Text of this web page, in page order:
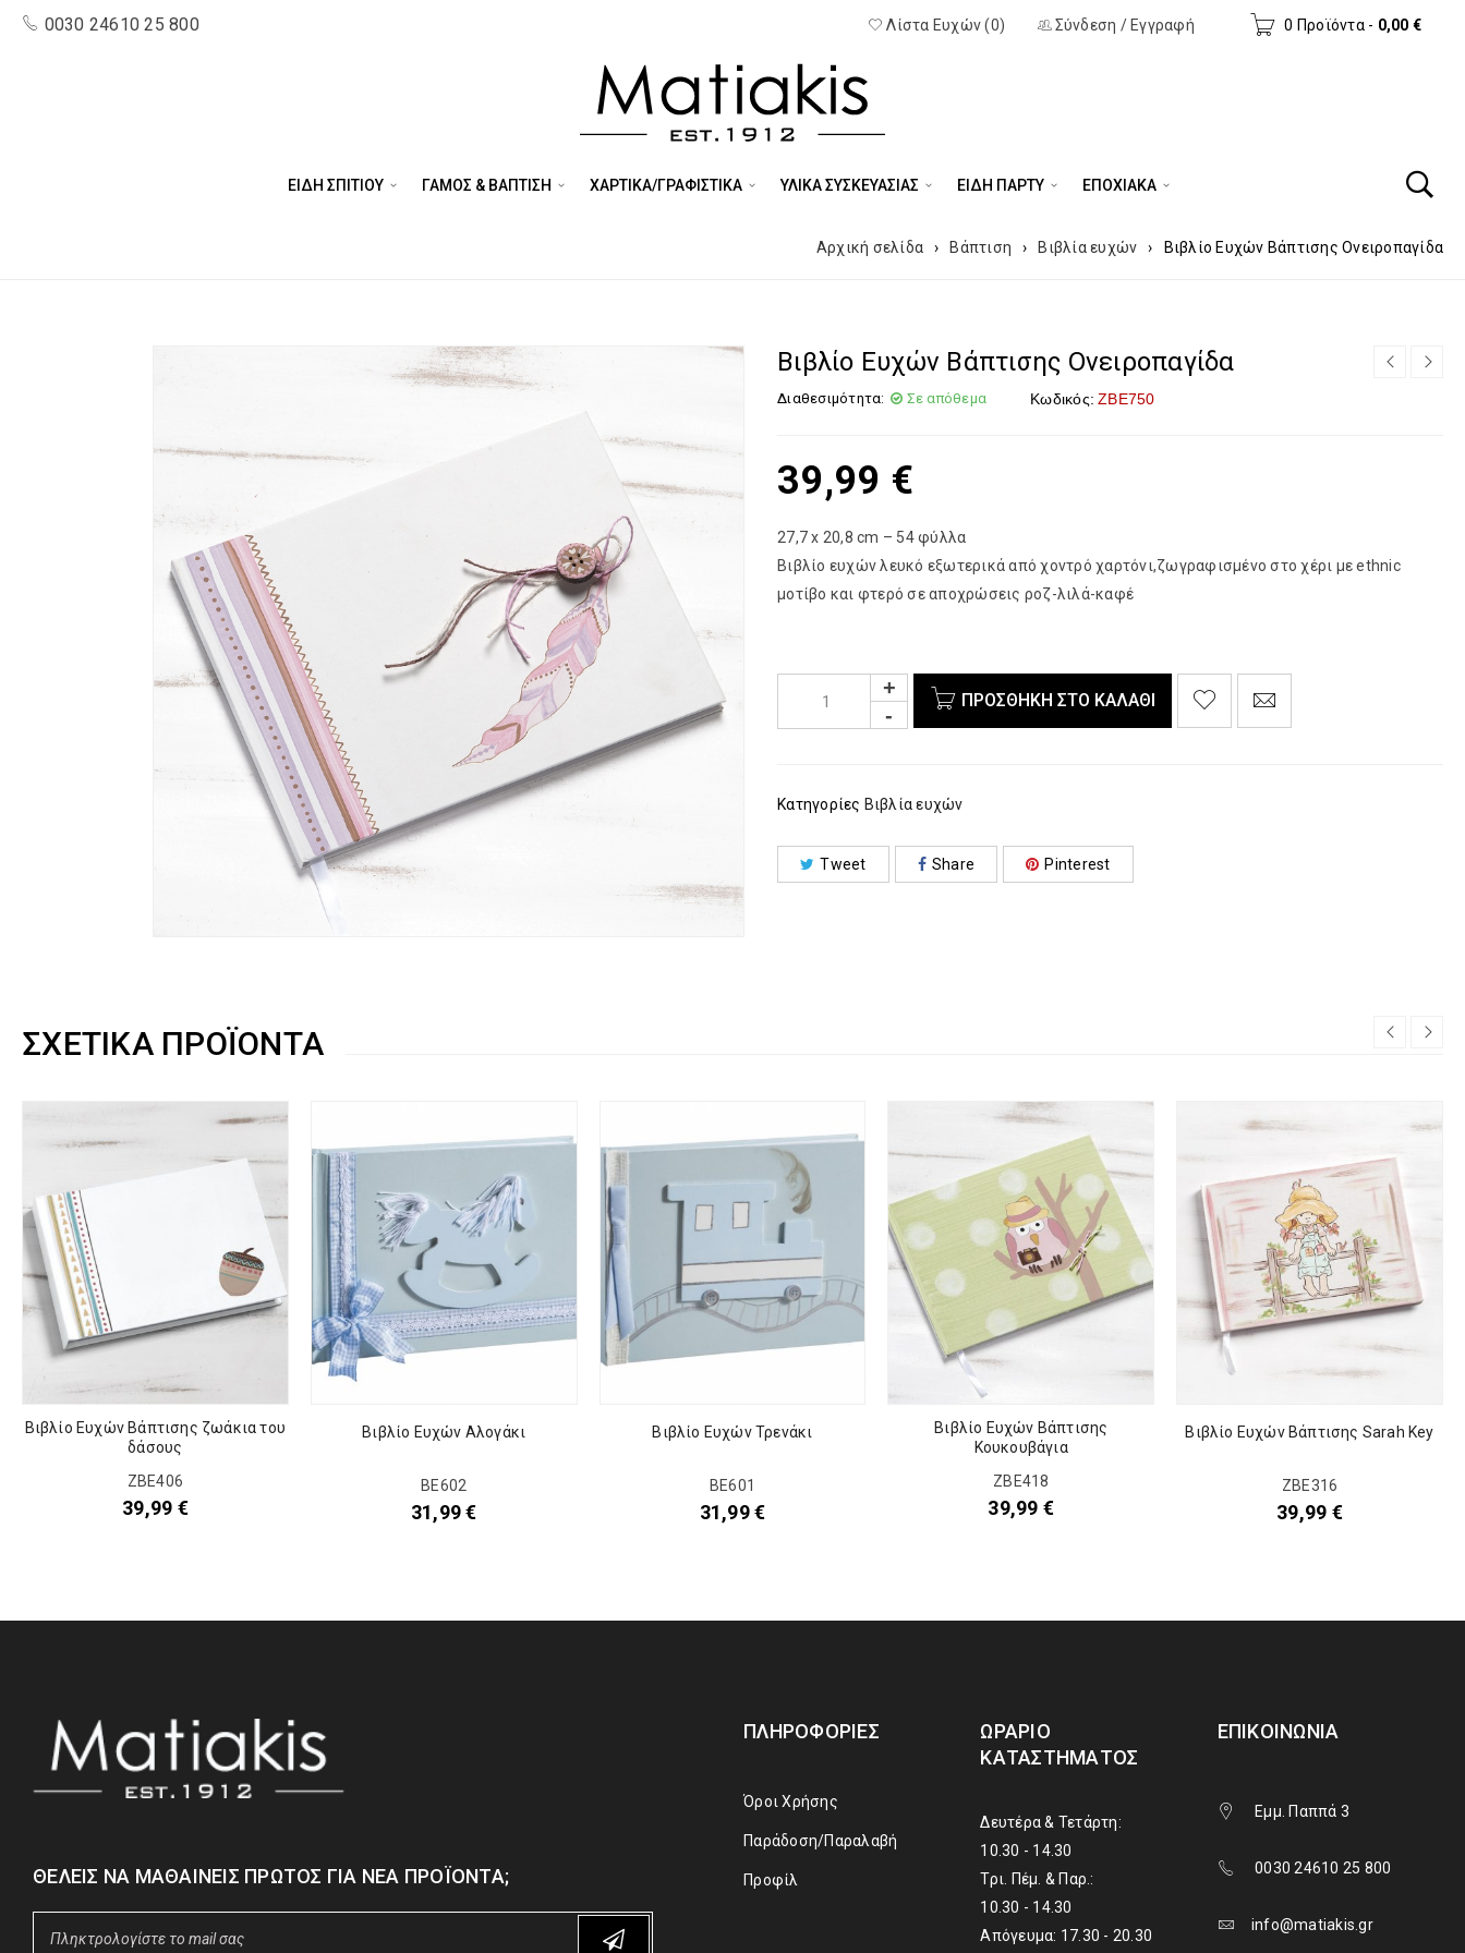
0030 24610 25 800 0 Προϊόντα - 0,00 €
Σύνδεση / Εγγραφή
Λίστα Ευχών (0)
ΕΙΔΗ ΣΠΙΤΙΟΥ ΓΑΜΟΣ & ΒΑΠΤΙΣΗ ΧΑΡΤΙΚΑ/ΓΡΑΦΙΣΤΙΚΑ ΥΛΙΚΑ ΣΥΣΚΕΥΑΣΙΑΣ ΕΊΔΗ ΠΆΡΤΥ ΕΠΟΧΙΑΚΑ
Αρχική σελίδα › Βάπτιση › Βιβλία ευχών › Βιβλίο Ευχών Βάπτισης Ονειροπαγίδα
Βιβλίο Ευχών Βάπτισης Ονειροπαγίδα
Διαθεσιμότητα: Σε απόθεμα Κωδικός: ΖΒΕ750
39,99 €
27,7 x 20,8 cm – 54 φύλλα
Βιβλίο ευχών λευκό εξωτερικά από χοντρό χαρτόνι,ζωγραφισμένο στο χέρι με ethnic
μοτίβο και φτερό σε αποχρώσεις ροζ-λιλά-καφέ
ΠΡΟΣΘΉΚΗ ΣΤΟ ΚΑΛΆΘΙ
Κατηγορίες Βιβλία ευχών
Tweet Share Pinterest
ΣΧΕΤΙΚΆ ΠΡΟΪΌΝΤΑ
Βιβλίο Ευχών Βάπτισης ζωάκια του
δάσους
ΖΒΕ406
39,99 €
Βιβλίο Ευχών Αλογάκι
BE602
31,99€
Βιβλίο Ευχών Τρενάκι
BE601
31,99€
Βιβλίο Ευχών Βάπτισης
Κουκουβάγια
ΖΒΕ418
39,99 €
Βιβλίο Ευχών Βάπτισης Sarah Key
ΖΒΕ316
39,99 €
ΘΈΛΕΙΣ ΝΑ ΜΑΘΑΊΝΕΙΣ ΠΡΏΤΟΣ ΓΙΑ ΝΈΑ ΠΡΟΪΌΝΤΑ;
ΠΛΗΡΟΦΟΡΊΕΣ
Όροι Χρήσης
Παράδοση/Παραλαβή
Προφίλ
ΩΡΆΡΙΟ
ΚΑΤΑΣΤΉΜΑΤΟΣ
Δευτέρα & Τετάρτη:
10.30 - 14.30
Τρι. Πέμ. & Παρ.:
10.30 - 14.30
Απόγευμα: 17.30 - 20.30
ΕΠΙΚΟΙΝΩΝΊΑ
Εμμ. Παππά 3
0030 24610 25 800
info@matiakis.gr